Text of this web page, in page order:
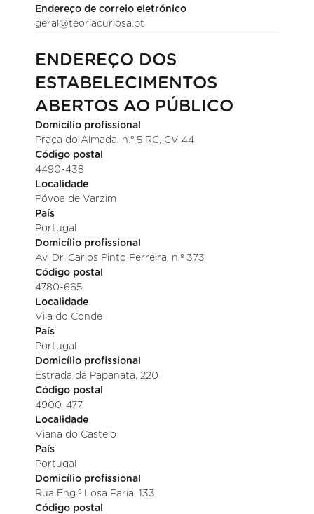
Endereço de correio eletrónico
geral@teoriacuriosa.pt
ENDEREÇO DOS
ESTABELECIMENTOS
ABERTOS AO PÚBLICO
Domicílio profissional
Praça do Almada, n.º 5 RC, CV 44
Código postal
4490-438
Localidade
Póvoa de Varzim
País
Portugal
Domicílio profissional
Av. Dr. Carlos Pinto Ferreira, n.º 373
Código postal
4780-665
Localidade
Vila do Conde
País
Portugal
Domicílio profissional
Estrada da Papanata, 220
Código postal
4900-477
Localidade
Viana do Castelo
País
Portugal
Domicílio profissional
Rua Eng.º Losa Faria, 133
Código postal